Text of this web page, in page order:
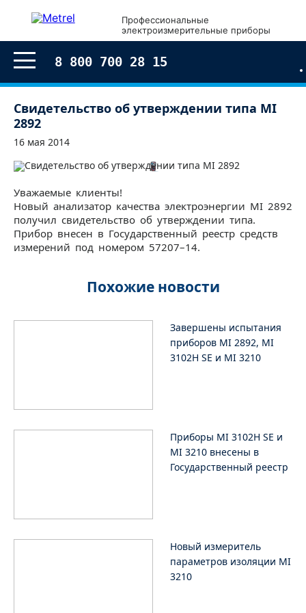
Профессиональные
электроизмерительные приборы
8 800 700 28 15
Свидетельство об утверждении типа MI
2892
16 мая 2014
Уважаемые клиенты!
Новый анализатор качества электроэнергии MI 2892
получил свидетельство об утверждении типа.
Прибор внесен в Государственный реестр средств
измерений под номером 57207–14.
Похожие новости
Завершены испытания
приборов MI 2892, MI
3102H SE и MI 3210
Приборы MI 3102H SE и
MI 3210 внесены в
Государственный реестр
Новый измеритель
параметров изоляции MI
3210